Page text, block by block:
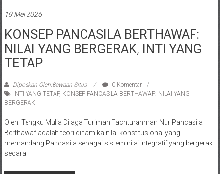
19 Mei 2026
KONSEP PANCASILA BERTHAWAF:
NILAI YANG BERGERAK, INTI YANG
TETAP
Diposkan Oleh:Bawaan Situs
0 Komentar
INTI YANG TETAP, KONSEP PANCASILA BERTHAWAF: NILAI YANG
BERGERAK
Oleh: Tengku Mulia Dilaga Turiman Fachturahman Nur Pancasila
Berthawaf adalah teori dinamika nilai konstitusional yang
memandang Pancasila sebagai sistem nilai integratif yang bergerak
secara